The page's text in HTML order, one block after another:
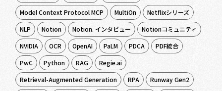
Model Context Protocol MCP
MultiOn
Netflixシリーズ
NLP
Notion Notion. インタビュー
Notionコミュニティ
NVIDIA
OCR OpenAI PaLM PDCA
PDF統合
PwC
Python RAG
Regie.ai
Retrieval-Augmented Generation
RPA
Runway Gen2